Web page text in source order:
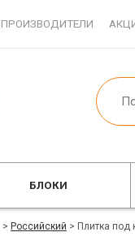
ПРОИЗВОДИТЕЛИ
БЛОКИ
> Российский > Плитка под